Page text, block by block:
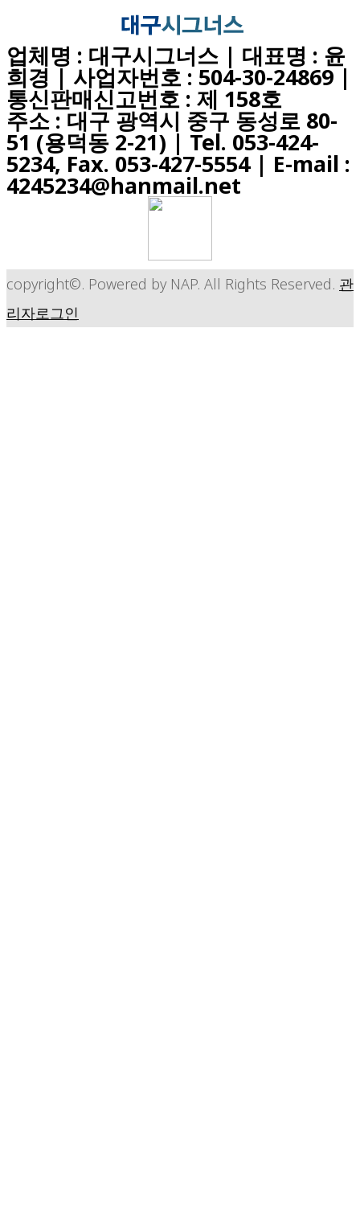
업체명 : 대구시그너스 | 대표명 : 윤
희경 | 사업자번호 : 504-30-24869 |
통신판매신고번호 : 제 158호
주소 : 대구 광역시 중구 동성로 80-
51 (용덕동 2-21) | Tel. 053-424-
5234, Fax. 053-427-5554| E-mail :
4245234@hanmail.net
copyright©. Powered by NAP. All Rights Reserved. 관
리자로그인